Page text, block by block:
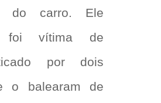
do carro. Ele
foi vítima de
por dois
o balearam de